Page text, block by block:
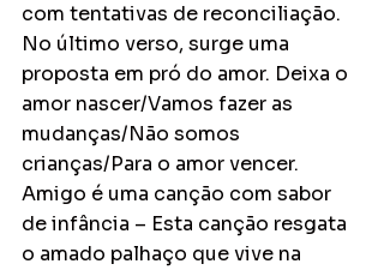
com tentativas de reconciliação.
No último verso, surge uma
proposta em pró do amor. Deixa o
amor nascer/Vamos fazer as
mudanças/Não somos
crianças/Para o amor vencer.
Amigo é uma canção com sabor
de infância – Esta canção resgata
o amado palhaço que vive na